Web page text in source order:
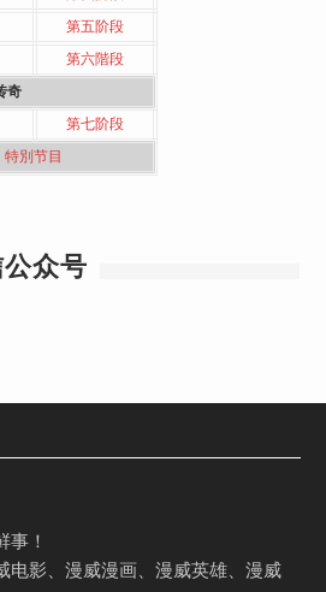
第五阶段
第六階段
奇
第七阶段
特別节目
众号
事！
电影、漫威漫画、漫威英雄、漫威